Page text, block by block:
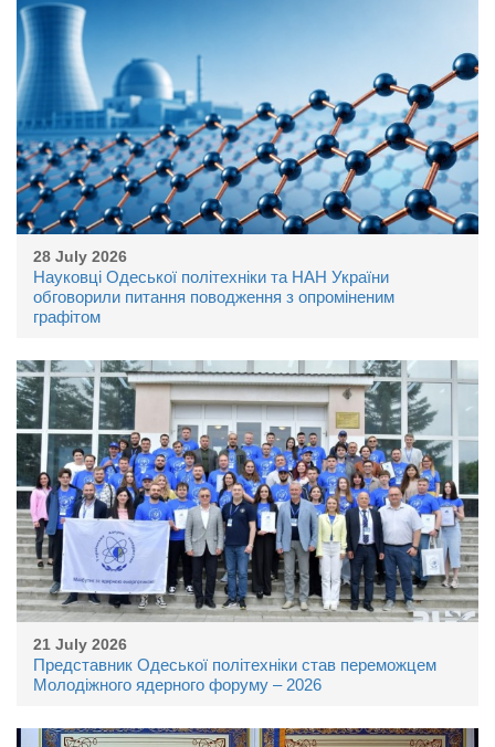
28 July 2026
Науковці Одеської політехніки та НАН України
обговорили питання поводження з опроміненим
графітом
21 July 2026
Представник Одеської політехніки став переможцем
Молодіжного ядерного форуму – 2026